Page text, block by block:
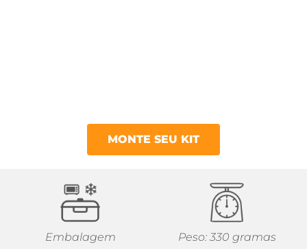
MONTE SEU KIT
Embalagem
Peso: 330 gramas